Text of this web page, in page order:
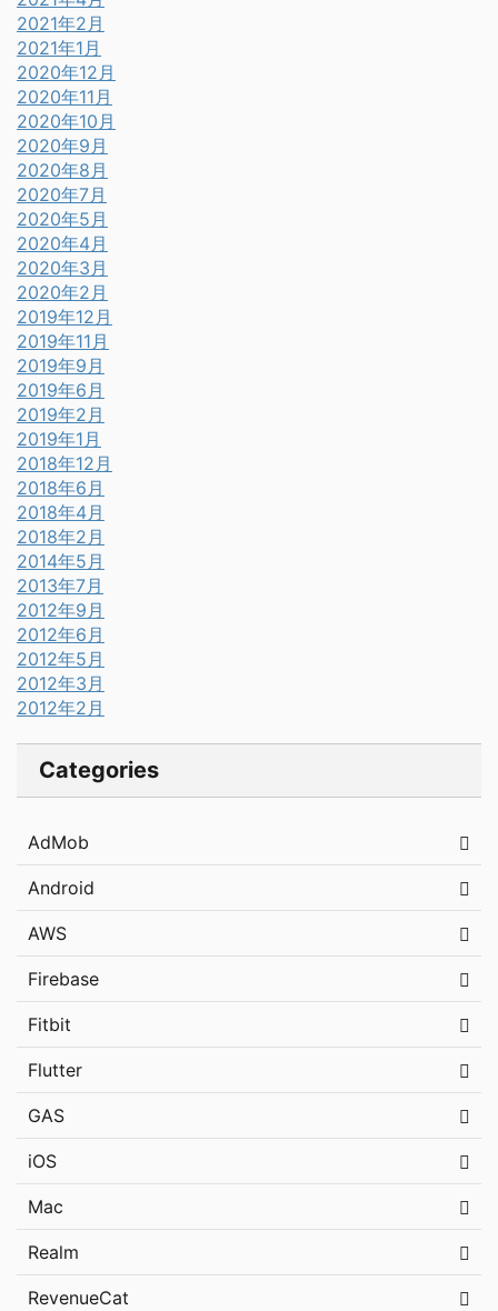
2021年2月
2021年1月
2020年12月
2020年11月
2020年10月
2020年9月
2020年8月
2020年7月
2020年5月
2020年4月
2020年3月
2020年2月
2019年12月
2019年11月
2019年9月
2019年6月
2019年2月
2019年1月
2018年12月
2018年6月
2018年4月
2018年2月
2014年5月
2013年7月
2012年9月
2012年6月
2012年5月
2012年3月
2012年2月
Categories
AdMob
Android
AWS
Firebase
Fitbit
Flutter
GAS
iOS
Mac
Realm
RevenueCat